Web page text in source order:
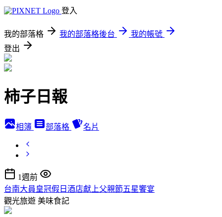
登入
我的部落格 我的部落格後台
我的帳號
登出
柿子日報
相簿 部落格 名片
1週前
台南大員皇冠假日酒店獻上父親節五星饗宴
觀光旅遊 美味食記